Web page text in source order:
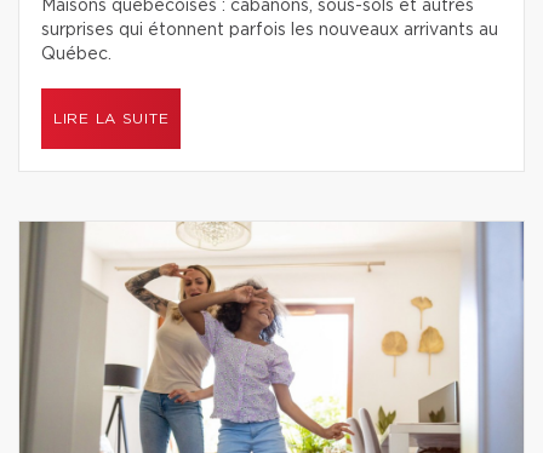
Maisons québécoises : cabanons, sous-sols et autres
surprises qui étonnent parfois les nouveaux arrivants au
Québec.
LIRE LA SUITE